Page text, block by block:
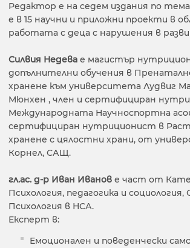
Редактор е на седем издания по
е в 15 научни и приложни проекти в
работата с деца с нарушения в
Силвия Недева е магистър
допълнителни обучения в
хранене към университета Лудвиг
Мюнхен , член и сертифициран
Международната Научноспортна
сертифициран нутриционист в
хранене с цялостни храни, от
Корнел, САЩ.
гл.ас. д-р Иван Иванов е част от
Психология, педагогика и
Психология в НСА.
Експерт в:
Емоционален и поведенчески